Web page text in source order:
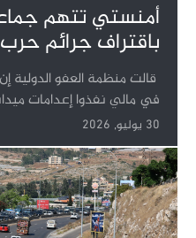
أمنستي تتهم
باقتراف جرائم حرب
قالت منظمة العفو
في مالي نفذوا إعدامات
30 يوليو, 2026